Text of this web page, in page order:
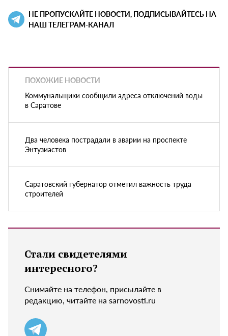
НЕ ПРОПУСКАЙТЕ НОВОСТИ, ПОДПИСЫВАЙТЕСЬ НА
НАШ ТЕЛЕГРАМ-КАНАЛ
ПОХОЖИЕ НОВОСТИ
Коммунальщики сообщили адреса отключений воды
в Саратове
Два человека пострадали в аварии на проспекте
Энтузиастов
Саратовский губернатор отметил важность труда
строителей
Стали свидетелями
интересного?
Снимайте на телефон, присылайте в
редакцию, читайте на sarnovosti.ru